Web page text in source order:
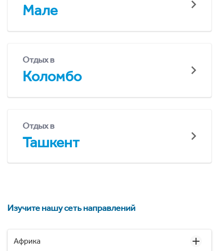
Мале
Отдых в
Коломбо
Отдых в
Ташкент
Изучите нашу сеть направлений
Африка